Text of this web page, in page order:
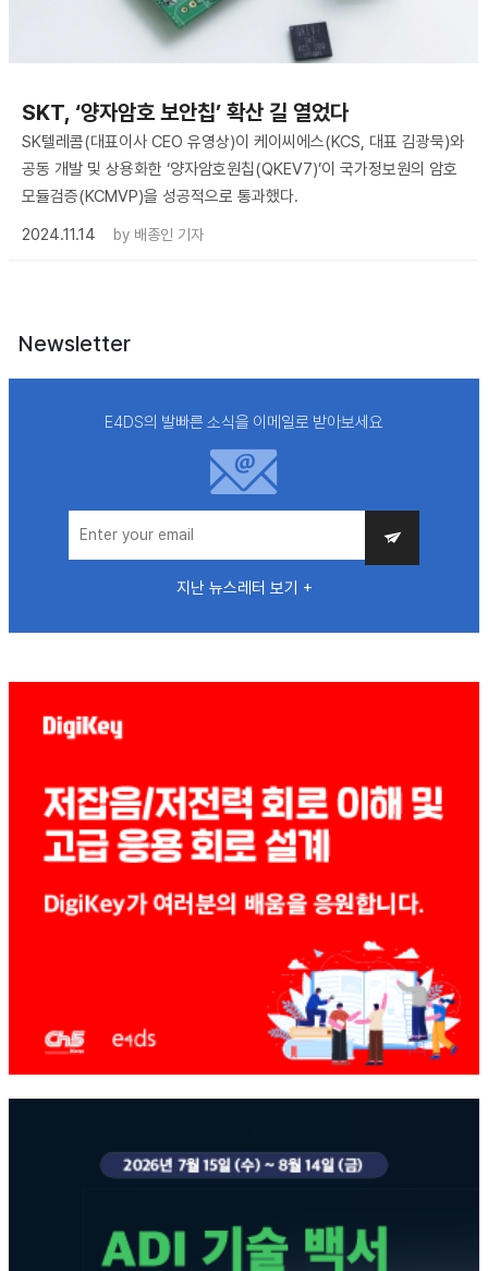
SKT, ‘양자암호 보안칩’ 확산 길 열었다
SK텔레콤(대표이사 CEO 유영상)이 케이씨에스(KCS, 대표 김광묵)와
공동 개발 및 상용화한 ‘양자암호원칩(QKEV7)’이 국가정보원의 암호
모듈검증(KCMVP)을 성공적으로 통과했다.
2024.11.14
by 배종인 기자
Newsletter
E4DS의 발빠른 소식을 이메일로 받아보세요
지난 뉴스레터 보기 +